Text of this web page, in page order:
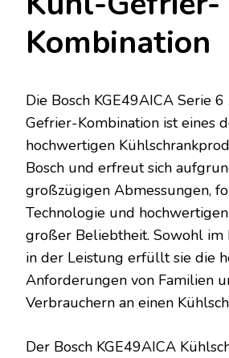
Kombination
Die Bosch KGE49AICA Serie
Gefrier-Kombination ist eines
hochwertigen
Bosch und erfreut sich
großzügigen Abmessungen,
Technologie und
großer Beliebtheit. Sowohl im
in der Leistung erfüllt sie die
Anforderungen von Familien
Verbrauchern an einen
Der Bosch KGE49AICA